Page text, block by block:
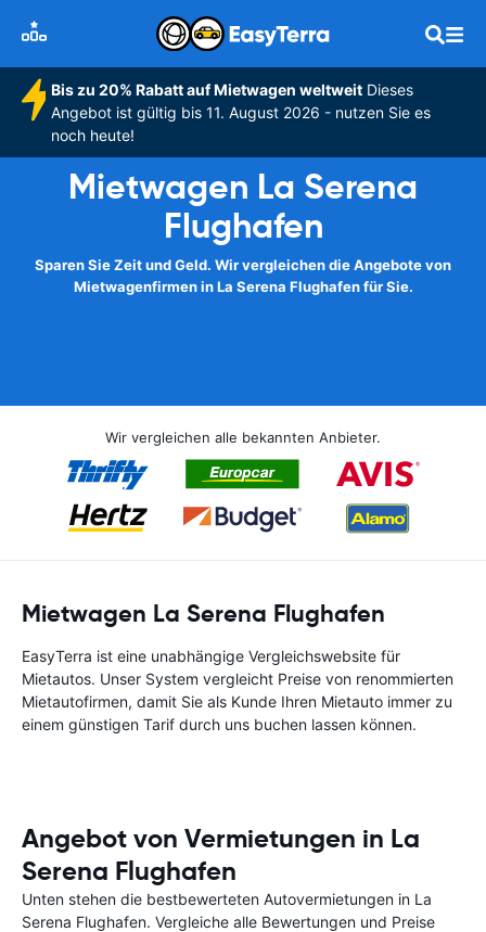
Bis zu 20% Rabatt auf Mietwagen weltweitDieses
Angebot ist gültig bis 11. August 2026 - nutzen Sie es
noch heute!
Mietwagen La Serena
Flughafen
Sparen Sie Zeit und Geld. Wir vergleichen die Angebote von
Mietwagenfirmen in La Serena Flughafen für Sie.
Wir vergleichen alle bekannten Anbieter.
Mietwagen La Serena Flughafen
EasyTerra ist eine unabhängige Vergleichswebsite für
Mietautos. Unser System vergleicht Preise von renommierten
Mietautofirmen, damit Sie als Kunde Ihren Mietauto immer zu
einem günstigen Tarif durch uns buchen lassen können.
Angebot von Vermietungen in La
Serena Flughafen
Unten stehen die bestbewerteten Autovermietungen in La
Serena Flughafen. Vergleiche alle Bewertungen und Preise